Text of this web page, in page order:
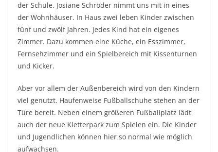
der Schule. Josiane Schröder nimmt uns mit in eines
der Wohnhäuser. In Haus zwei leben Kinder zwischen
fünf und zwölf Jahren. Jedes Kind hat ein eigenes
Zimmer. Dazu kommen eine Küche, ein Esszimmer,
Fernsehzimmer und ein Spielbereich mit Kissenturnen
und Kicker.
Aber vor allem der Außenbereich wird von den Kindern
viel genutzt. Haufenweise Fußballschuhe stehen an der
Türe bereit. Neben einem größeren Fußballplatz lädt
auch der neue Kletterpark zum Spielen ein. Die Kinder
und Jugendlichen können hier so normal wie möglich
aufwachsen.